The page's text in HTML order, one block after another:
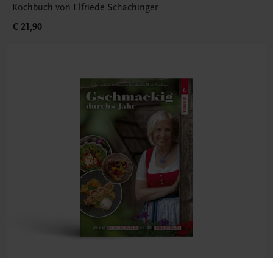
Kochbuch von Elfriede Schachinger
€ 21,90